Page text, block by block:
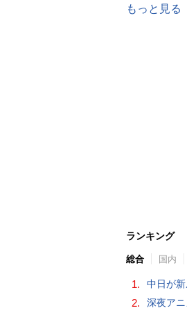
もっと見る
ランキング
総合 国内
1. 中日が
2. 深夜ア